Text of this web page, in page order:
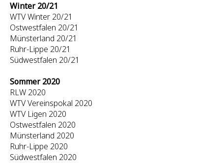
Winter 20/21
WTV Winter 20/21
Ostwestfalen 20/21
Münsterland 20/21
Ruhr-Lippe 20/21
Südwestfalen 20/21
Sommer 2020
RLW 2020
WTV Vereinspokal 2020
WTV Ligen 2020
Ostwestfalen 2020
Münsterland 2020
Ruhr-Lippe 2020
Südwestfalen 2020